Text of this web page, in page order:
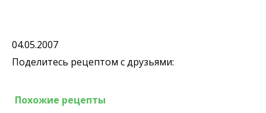
04.05.2007
Поделитесь рецептом с друзьями:
Похожие рецепты